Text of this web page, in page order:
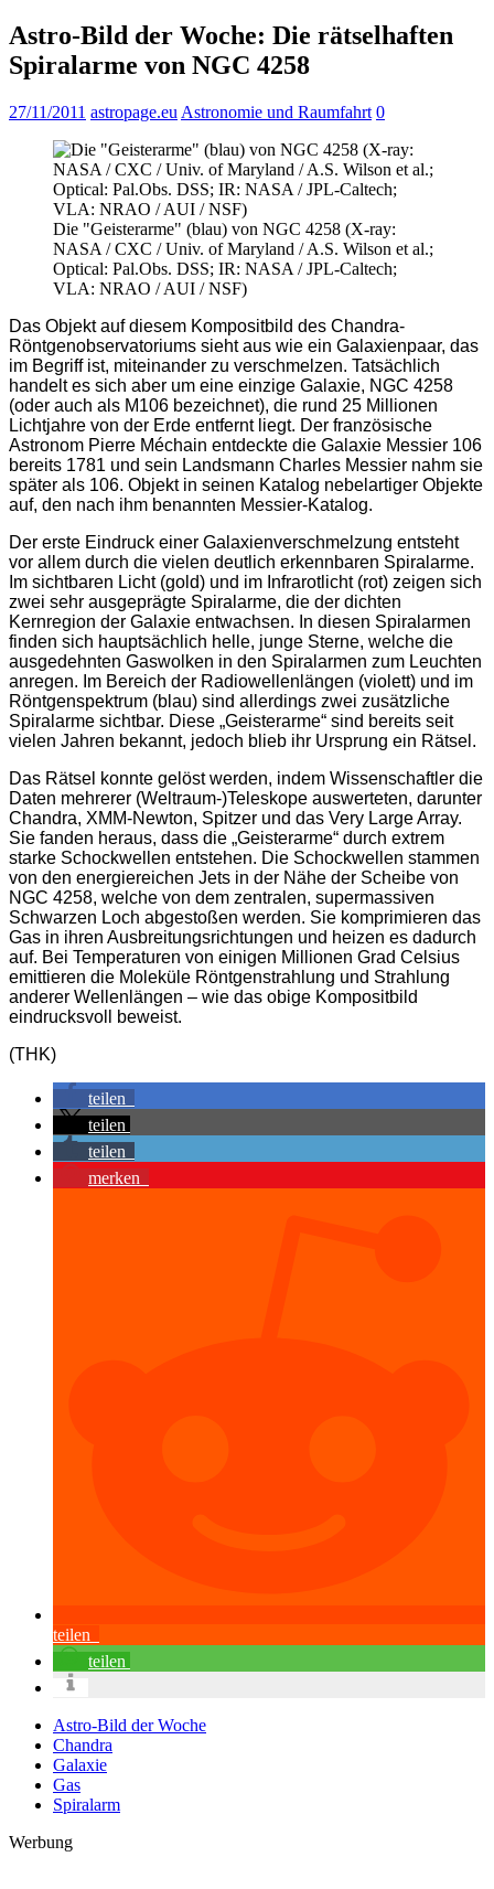
Astro-Bild der Woche: Die rätselhaften
Spiralarme von NGC 4258
27/11/2011 astropage.eu Astronomie und Raumfahrt 0
Die "Geisterarme" (blau) von NGC 4258 (X-ray:
NASA / CXC / Univ. of Maryland / A.S. Wilson et al.;
Optical: Pal.Obs. DSS; IR: NASA / JPL-Caltech;
VLA: NRAO / AUI / NSF)
Das Objekt auf diesem Kompositbild des Chandra-
Röntgenobservatoriums sieht aus wie ein Galaxienpaar, das
im Begriff ist, miteinander zu verschmelzen. Tatsächlich
handelt es sich aber um eine einzige Galaxie, NGC 4258
(oder auch als M106 bezeichnet), die rund 25 Millionen
Lichtjahre von der Erde entfernt liegt. Der französische
Astronom Pierre Méchain entdeckte die Galaxie Messier 106
bereits 1781 und sein Landsmann Charles Messier nahm sie
später als 106. Objekt in seinen Katalog nebelartiger Objekte
auf, den nach ihm benannten Messier-Katalog.
Der erste Eindruck einer Galaxienverschmelzung entsteht
vor allem durch die vielen deutlich erkennbaren Spiralarme.
Im sichtbaren Licht (gold) und im Infrarotlicht (rot) zeigen sich
zwei sehr ausgeprägte Spiralarme, die der dichten
Kernregion der Galaxie entwachsen. In diesen Spiralarmen
finden sich hauptsächlich helle, junge Sterne, welche die
ausgedehnten Gaswolken in den Spiralarmen zum Leuchten
anregen. Im Bereich der Radiowellenlängen (violett) und im
Röntgenspektrum (blau) sind allerdings zwei zusätzliche
Spiralarme sichtbar. Diese „Geisterarme“ sind bereits seit
vielen Jahren bekannt, jedoch blieb ihr Ursprung ein Rätsel.
Das Rätsel konnte gelöst werden, indem Wissenschaftler die
Daten mehrerer (Weltraum-)Teleskope auswerteten, darunter
Chandra, XMM-Newton, Spitzer und das Very Large Array.
Sie fanden heraus, dass die „Geisterarme“ durch extrem
starke Schockwellen entstehen. Die Schockwellen stammen
von den energiereichen Jets in der Nähe der Scheibe von
NGC 4258, welche von dem zentralen, supermassiven
Schwarzen Loch abgestoßen werden. Sie komprimieren das
Gas in ihren Ausbreitungsrichtungen und heizen es dadurch
auf. Bei Temperaturen von einigen Millionen Grad Celsius
emittieren die Moleküle Röntgenstrahlung und Strahlung
anderer Wellenlängen – wie das obige Kompositbild
eindrucksvoll beweist.
(THK)
teilen
teilen
teilen
merken
teilen
teilen
Astro-Bild der Woche
Chandra
Galaxie
Gas
Spiralarm
Werbung